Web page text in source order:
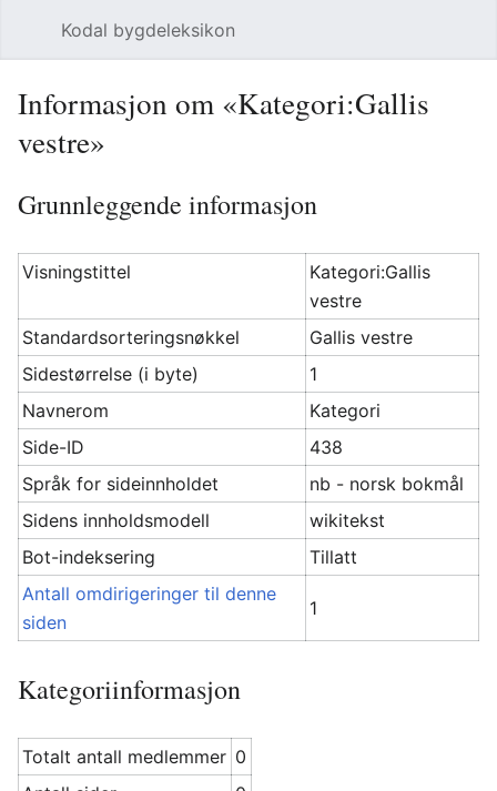
Kodal bygdeleksikon
Informasjon om «Kategori:Gallis
vestre»
Grunnleggende informasjon
Visningstittel
Kategori:Gallis
vestre
Standardsorteringsnøkkel
Gallis vestre
Sidestørrelse (i byte)
1
Navnerom
Kategori
Side-ID
438
Språk for sideinnholdet
nb - norsk bokmål
Sidens innholdsmodell
wikitekst
Bot-indeksering
Tillatt
Antall omdirigeringer til denne
siden
1
Kategoriinformasjon
Totalt antall medlemmer 0